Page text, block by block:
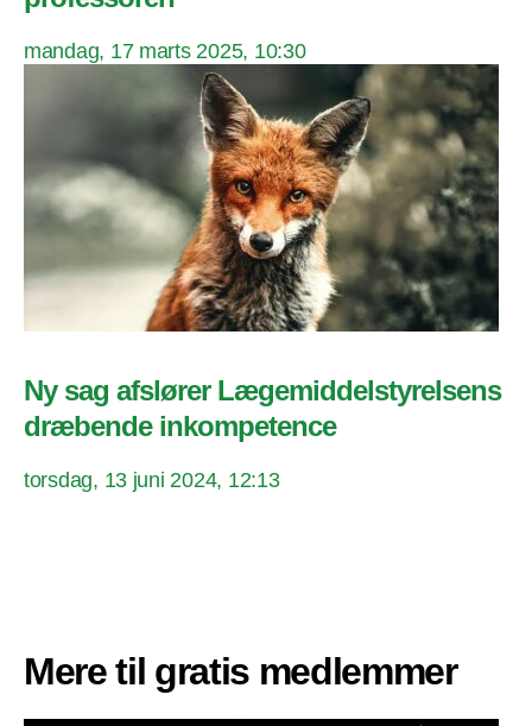
mandag, 17 marts 2025, 10:30
Ny sag afslører Lægemiddelstyrelsens
dræbende inkompetence
torsdag, 13 juni 2024, 12:13
Mere til gratis medlemmer